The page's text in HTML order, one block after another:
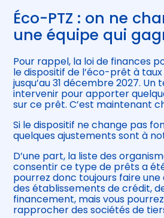
Éco-PTZ : on ne
une équipe qui
Pour rappel, la loi de finances
le dispositif de l’éco-prêt à taux
jusqu’au 31 décembre 2027. Un
intervenir pour apporter
sur ce prêt. C’est maintenant
Si le dispositif ne change pas
quelques ajustements sont à
D’une part, la liste des
consentir ce type de prêts a
pourrez donc toujours faire
des établissements de crédit,
financement, mais vous
rapprocher des sociétés de